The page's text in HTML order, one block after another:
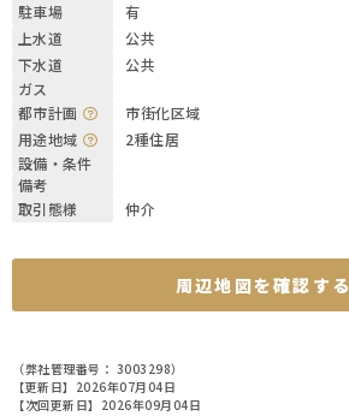
駐車場
有
上水道
公共
下水道
公共
ガス
都市計画
市街化区域
用途地域
2種住居
設備・条件
備考
取引態様
仲介
周辺地図を確認する
（弊社管理番号： 3003298）
【更新日】2026年07月04日
【次回更新日】2026年09月04日